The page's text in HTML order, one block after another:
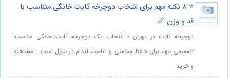
⭐️ 8 نکته مهم برای انتخاب دوچرخه ثابت خانگی متناسب با
قد و وزن 📏
دوچرخه ثابت در تهران - انتخاب یک دوچرخه ثابت خانگی مناسب،
تصمیمی مهم برای حفظ سلامتی و تناسب اندام در منزل است. | مشاهده
و خرید